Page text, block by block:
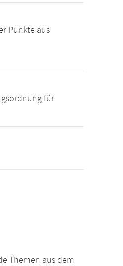
Punkte aus
für
Themen aus dem